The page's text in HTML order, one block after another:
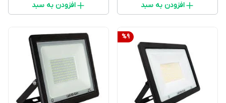
افزودن به سبد افزودن به سبد
%9